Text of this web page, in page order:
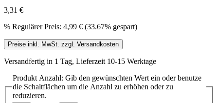
3,31 €
% Regulärer Preis: 4,99 € (33.67% gespart)
Preise inkl. MwSt. zzgl. Versandkosten
Versandfertig in 1 Tag, Lieferzeit 10-15 Werktage
Produkt Anzahl: Gib den gewünschten Wert ein oder benutze
die Schaltflächen um die Anzahl zu erhöhen oder zu
reduzieren.